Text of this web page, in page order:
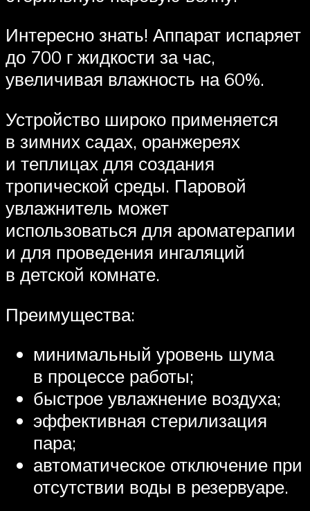
Интересно знать! Аппарат испаряет
до 700 г жидкости за час,
увеличивая влажность на 60%.
Устройство широко применяется
в зимних садах, оранжереях
и теплицах для создания
тропической среды. Паровой
увлажнитель может
использоваться для ароматерапии
и для проведения ингаляций
в детской комнате.
Преимущества:
минимальный уровень шума
в процессе работы;
быстрое увлажнение воздуха;
эффективная стерилизация
пара;
автоматическое отключение при
отсутствии воды в резервуаре.